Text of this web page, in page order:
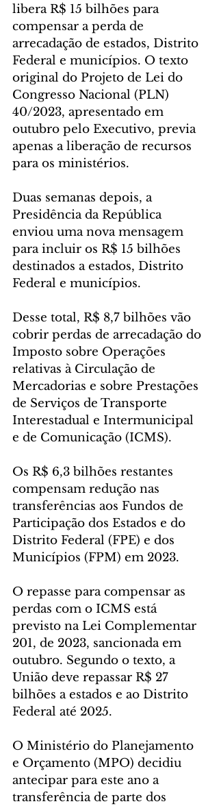
libera R$ 15 bilhões para
compensar a perda de
arrecadação de estados, Distrito
Federal e municípios. O texto
original do Projeto de Lei do
Congresso Nacional (PLN)
40/2023, apresentado em
outubro pelo Executivo, previa
apenas a liberação de recursos
para os ministérios.
Duas semanas depois, a
Presidência da República
enviou uma nova mensagem
para incluir os R$ 15 bilhões
destinados a estados, Distrito
Federal e municípios.
Desse total, R$ 8,7 bilhões vão
cobrir perdas de arrecadação do
Imposto sobre Operações
relativas à Circulação de
Mercadorias e sobre Prestações
de Serviços de Transporte
Interestadual e Intermunicipal
e de Comunicação (ICMS).
Os R$ 6,3 bilhões restantes
compensam redução nas
transferências aos Fundos de
Participação dos Estados e do
Distrito Federal (FPE) e dos
Municípios (FPM) em 2023.
O repasse para compensar as
perdas com o ICMS está
previsto na Lei Complementar
201, de 2023, sancionada em
outubro. Segundo o texto, a
União deve repassar R$ 27
bilhões a estados e ao Distrito
Federal até 2025.
O Ministério do Planejamento
e Orçamento (MPO) decidiu
antecipar para este ano a
transferência de parte dos